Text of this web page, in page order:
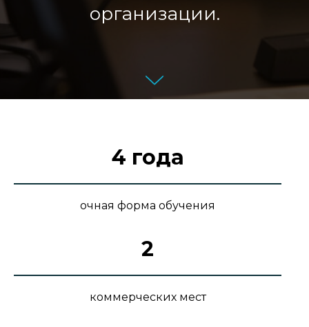
организации.
4 года
очная форма обучения
2
коммерческих мест